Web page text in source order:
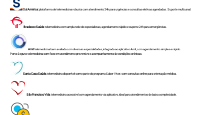
Sul América:plataforma de telemedicina robusta com atendimento 24h para urgências e consultas eletivas agendadas. Suporte multicanal.
Bradesco Saúde: telemedicina com ampla rede de especialistas, agendamento rápido e suporte 24h para emergências.
Amil:telemedicina bem avaliada com diversas especialidades, integrada ao aplicativo Amil, com agendamento simples e rápido.
Porto Seguro: telemedicina com foco em atendimento preventivo e acompanhamento de condições crônicas.
Santa Casa Saúde:telemedicina disponível como parte do programa Saber Viver, com consultas online para orientação médica.
São Francisco Vida: telemedicina acessível com agendamento via aplicativo, ideal para atendimentos de baixa complexidade.